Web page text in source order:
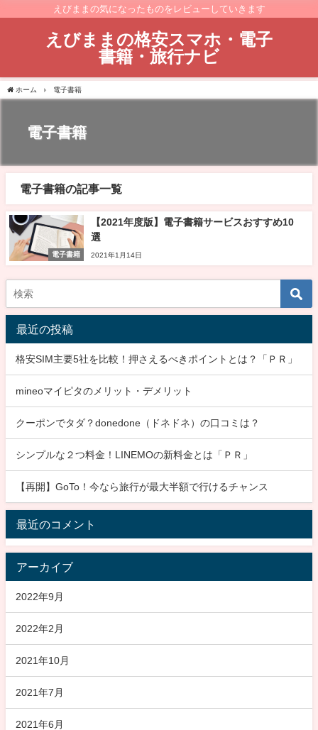
えびままの気になったものをレビューしていきます
えびままの格安スマホ・電子
書籍・旅行ナビ
ホーム 電子書籍
電子書籍
電子書籍の記事一覧
電子書籍
【2021年度版】電子書籍サービスおすすめ10
選
2021年1月14日
最近の投稿
格安SIM主要5社を比較！押さえるべきポイントとは？「ＰＲ」
mineoマイピタのメリット・デメリット
クーポンでタダ？donedone（ドネドネ）の口コミは？
シンプルな２つ料金！LINEMOの新料金とは「ＰＲ」
【再開】GoTo！今なら旅行が最大半額で行けるチャンス
最近のコメント
アーカイブ
2022年9月
2022年2月
2021年10月
2021年7月
2021年6月